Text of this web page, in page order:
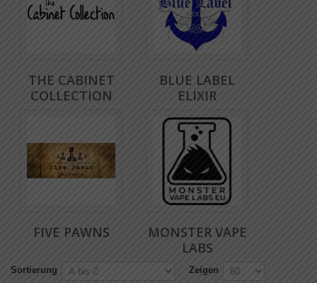
THE CABINET
COLLECTION
BLUE LABEL
ELIXIR
FIVE PAWNS
MONSTER VAPE
LABS
Sortierung
Zeigen